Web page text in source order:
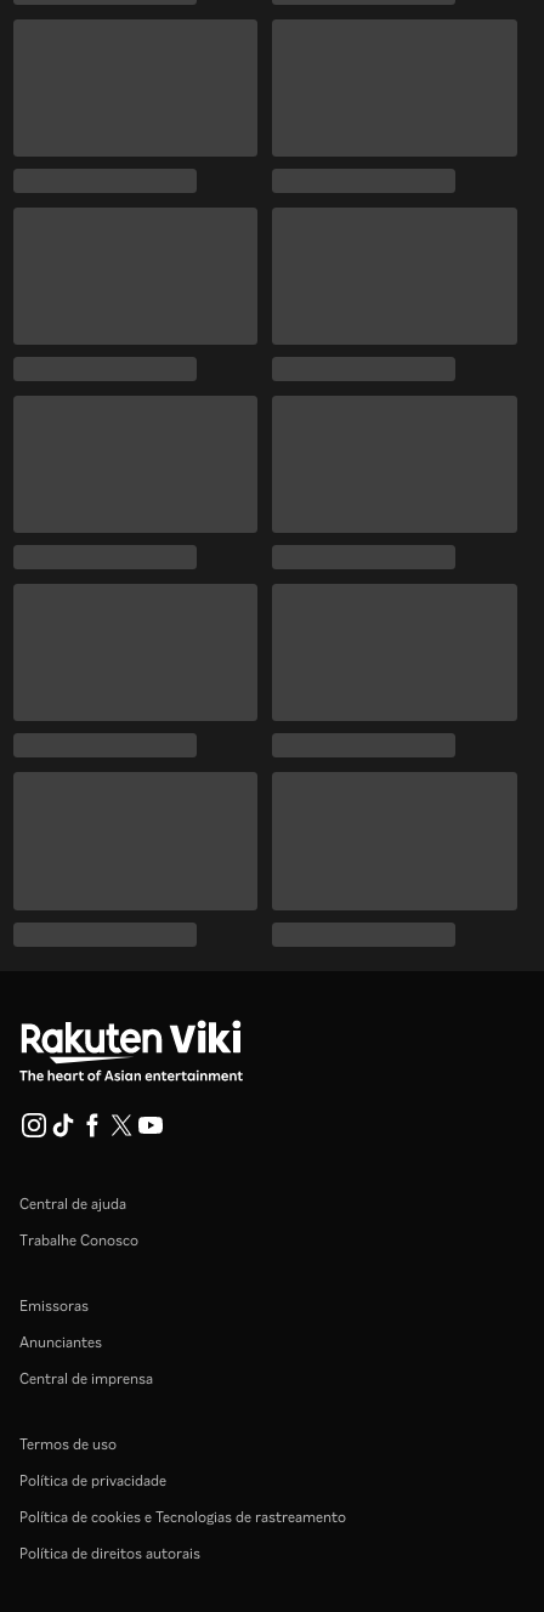
Central de ajuda
Trabalhe Conosco
Emissoras
Anunciantes
Central de imprensa
Termos de uso
Política de privacidade
Política de cookies e Tecnologias de rastreamento
Política de direitos autorais